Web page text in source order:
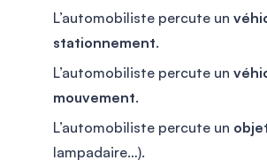
L’automobiliste percute un
stationnement.
L’automobiliste percute un
mouvement.
L’automobiliste percute un
lampadaire…).